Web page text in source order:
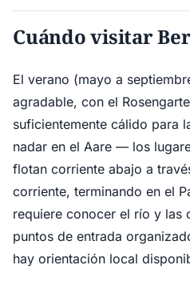
Cuándo visitar
El verano (mayo a
agradable, con el
suficientemente cálido para
nadar en el Aare — los
flotan corriente abajo a
corriente, terminando en el
requiere conocer el río y las
puntos de entrada
hay orientación local